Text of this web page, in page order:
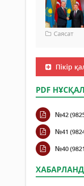
Саясат
Пікір
PDF
№42
№41
№40